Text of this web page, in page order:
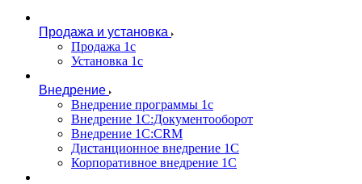
Продажа и установка
Продажа 1с
Установка 1с
Внедрение
Внедрение программы 1с
Внедрение 1С:Документооборот
Внедрение 1С:CRM
Дистанционное внедрение 1С
Корпоративное внедрение 1С